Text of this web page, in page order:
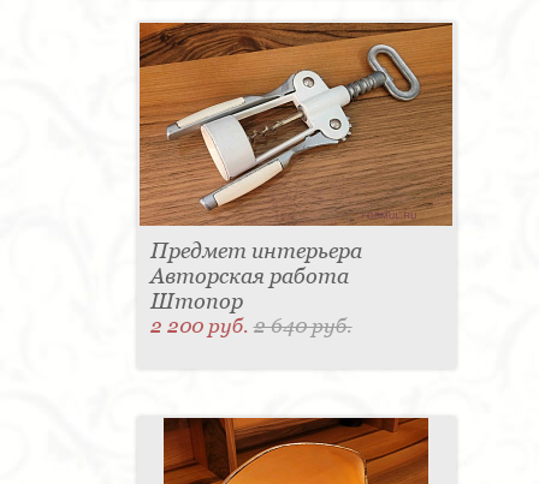
Предмет интерьера
Авторская работа
Штопор
2 200 руб.2 640 руб.